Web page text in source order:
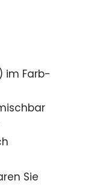
im Farb-
Sie